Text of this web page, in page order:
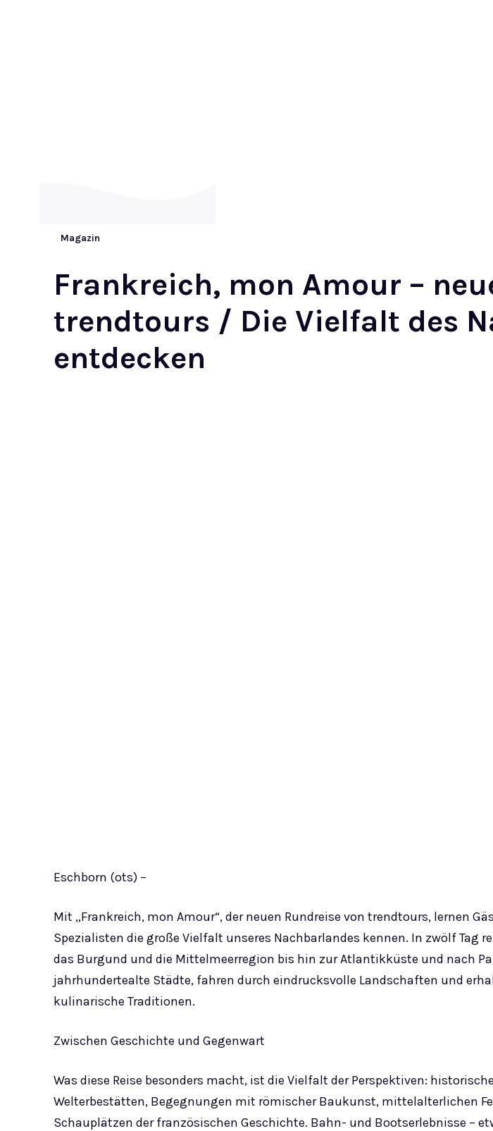
Magazin
Frankreich, mon Amour –
trendtours / Die Vielfalt des
entdecken
Eschborn (ots) –
Mit „Frankreich, mon Amour“, der neuen Rundreise von trendtours, lernen
Spezialisten die große Vielfalt unseres Nachbarlandes kennen. In zwölf Tag
das Burgund und die Mittelmeerregion bis hin zur Atlantikküste und nach
jahrhundertealte Städte, fahren durch eindrucksvolle Landschaften und
kulinarische Traditionen.
Zwischen Geschichte und Gegenwart
Was diese Reise besonders macht, ist die Vielfalt der Perspektiven:
Welterbestätten, Begegnungen mit römischer Baukunst, mittelalterlichen
Schauplätzen der französischen Geschichte. Bahn- und Bootserlebnisse –